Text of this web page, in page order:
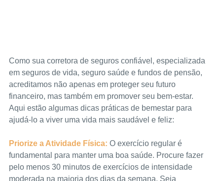
Como sua corretora de seguros confiável, especializada
em seguros de vida, seguro saúde e fundos de pensão,
acreditamos não apenas em proteger seu futuro
financeiro, mas também em promover seu bem-estar.
Aqui estão algumas dicas práticas de bemestar para
ajudá-lo a viver uma vida mais saudável e feliz:
Priorize a Atividade Física: O exercício regular é
fundamental para manter uma boa saúde. Procure fazer
pelo menos 30 minutos de exercícios de intensidade
moderada na maioria dos dias da semana. Seja